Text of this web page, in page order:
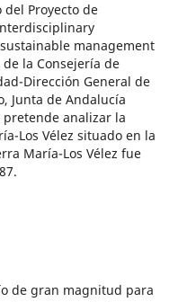
Proyecto de
management
de la Consejería de
Dirección General de
Junta de Andalucía
pretende analizar la
Los Vélez situado en la
María-Los Vélez fue
de gran magnitud para